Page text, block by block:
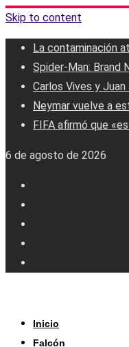
Skip to content
La contaminación
Spider-Man: Brand
Carlos Vives y
Neymar vuelve a
FIFA afirmó que
6 de agosto de 2026
Inicio
Falcón